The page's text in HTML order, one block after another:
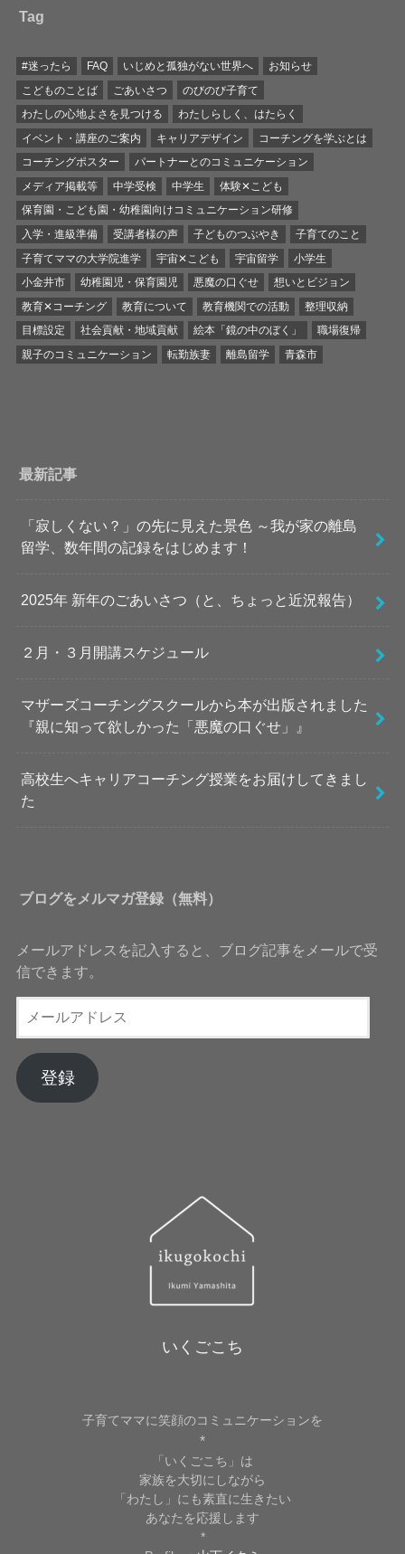
Tag
#迷ったら FAQ いじめと孤独がない世界へ
お知らせ
こどものことば
ごあいさつ
のびのび子育て
わたしの心地よさを見つける
わたしらしく、はたらく
イベント・講座のご案内
キャリアデザイン
コーチングを学ぶとは
コーチングポスター
パートナーとのコミュニケーション
メディア掲載等
中学受検 中学生
体験✕こども
保育園・こども園・幼稚園向けコミュニケーション研修
入学・進級準備
受講者様の声 子どものつぶやき
子育てのこと
子育てママの大学院進学
宇宙✕こども 宇宙留学
小学生
小金井市
幼稚園児・保育園児 悪魔の口ぐせ
想いとビジョン
教育✕コーチング
教育について 教育機関での活動
整理収納
目標設定
社会貢献・地域貢献 絵本「鏡の中のぼく」
職場復帰
親子のコミュニケーション
転勤族妻 離島留学 青森市
最新記事
「寂しくない？」の先に見えた景色 ～我が家の離島
留学、数年間の記録をはじめます！
2025年 新年のごあいさつ（と、ちょっと近況報告）
２月・３月開講スケジュール
マザーズコーチングスクールから本が出版されました
『親に知って欲しかった「悪魔の口ぐせ」』
高校生へキャリアコーチング授業をお届けしてきまし
た
ブログをメルマガ登録（無料）
メールアドレスを記入すると、ブログ記事をメールで受
信できます。
ー
ア
ド
登録
いくごこち
子育てママに笑顔のコミュニケーションを
*
「いくごこち」は
家族を大切にしながら
「わたし」にも素直に生きたい
あなたを応援します
*